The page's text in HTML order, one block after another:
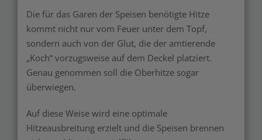
Die für das Garen der Speisen benötigte Hitze
kommt nicht nur vom Feuer unter dem Topf,
sondern auch von der Glut, die der amtierende
„Koch“ vorzugsweise auf dem Deckel platziert.
Genau genommen soll die Oberhitze sogar
überwiegen.
Auf diese Weise wird eine optimale
Hitzeausbreitung erzielt und die Speisen brennen